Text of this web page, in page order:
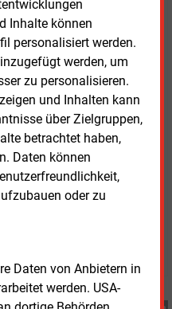
Inhalte können
personalisiert werden.
werden, um
zu personalisieren.
und Inhalten kann
über Zielgruppen,
betrachtet haben,
Daten können
oder zu
Daten von Anbietern in
werden. USA-
geregelt
der Politik. Es sei gut,
in Vorleitung
steht im Internet